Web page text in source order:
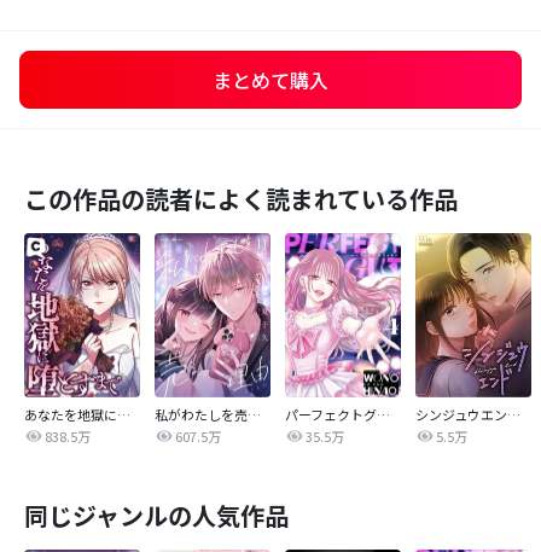
まとめて購入
この作品の読者によく読まれている作品
あなたを地獄に堕とすまで
838.5万
私がわたしを売る理由
607.5万
パーフェクトグリッター
35.5万
シンジュウエンド【タテヨミ】
5.5万
同じジャンルの人気作品